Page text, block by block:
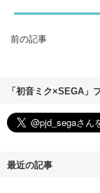
前の記事
「初音ミク×SEGA
最近の記事